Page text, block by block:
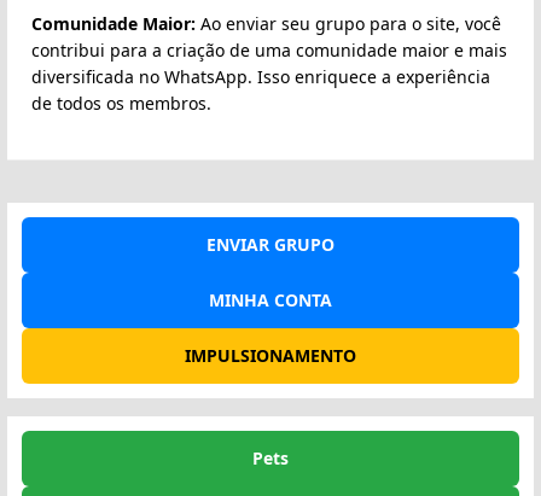
Comunidade Maior: Ao enviar seu grupo para o site, você
contribui para a criação de uma comunidade maior e mais
diversificada no WhatsApp. Isso enriquece a experiência
de todos os membros.
ENVIAR GRUPO
MINHA CONTA
IMPULSIONAMENTO
Pets